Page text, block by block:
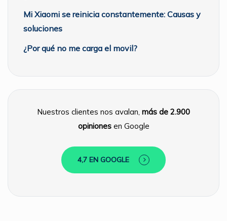
Mi Xiaomi se reinicia constantemente: Causas y
soluciones
¿Por qué no me carga el movil?
Nuestros clientes nos avalan, más de 2.900
opinionesen Google
4,7 EN GOOGLE